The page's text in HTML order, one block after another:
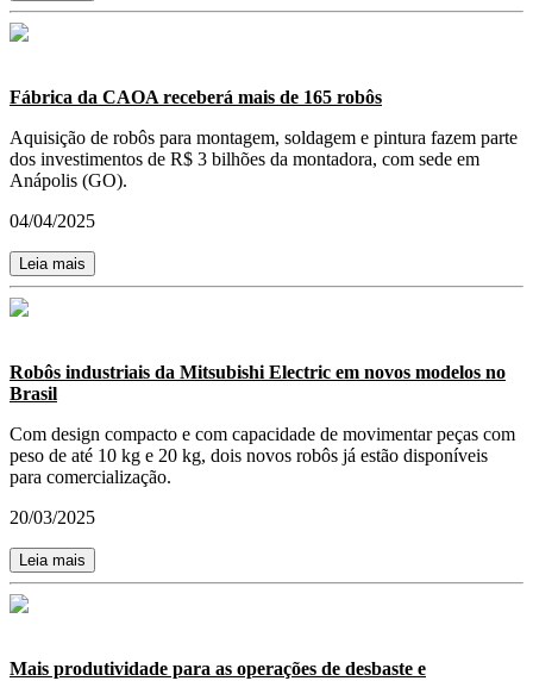
Fábrica da CAOA receberá mais de 165 robôs
Aquisição de robôs para montagem, soldagem e pintura fazem parte
dos investimentos de R$ 3 bilhões da montadora, com sede em
Anápolis (GO).
04/04/2025
Leia mais
Robôs industriais da Mitsubishi Electric em novos modelos no
Brasil
Com design compacto e com capacidade de movimentar peças com
peso de até 10 kg e 20 kg, dois novos robôs já estão disponíveis
para comercialização.
20/03/2025
Leia mais
Mais produtividade para as operações de desbaste e